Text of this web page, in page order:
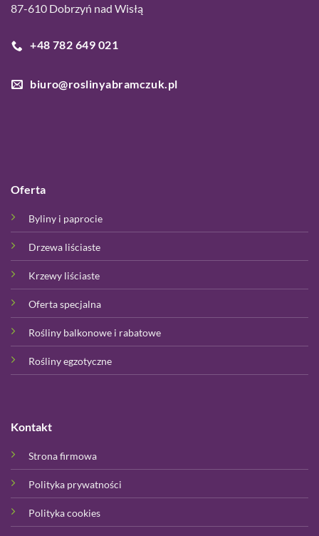
87-610 Dobrzyń nad Wisłą
+48 782 649 021
biuro@roslinyabramczuk.pl
Oferta
Byliny i paprocie
Drzewa liściaste
Krzewy liściaste
Oferta specjalna
Rośliny balkonowe i rabatowe
Rośliny egzotyczne
Kontakt
Strona firmowa
Polityka prywatności
Polityka cookies